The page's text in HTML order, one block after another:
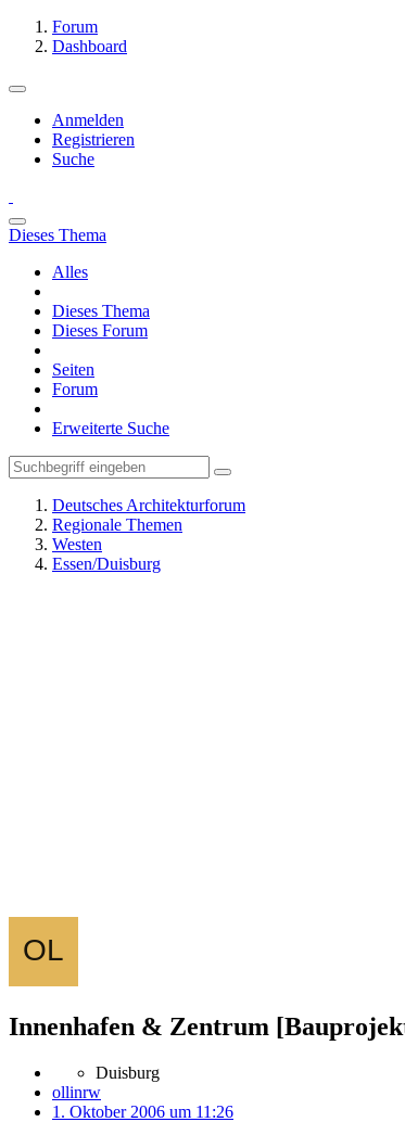
Forum
Dashboard
Anmelden
Registrieren
Suche
Dieses Thema
Alles
Dieses Thema
Dieses Forum
Seiten
Forum
Erweiterte Suche
Deutsches Architekturforum
Regionale Themen
Westen
Essen/Duisburg
Innenhafen & Zentrum
Duisburg
ollinrw
1. Oktober 2006 um 11:26